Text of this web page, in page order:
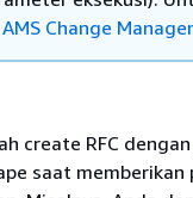
Change
create RFC
saat memberikan